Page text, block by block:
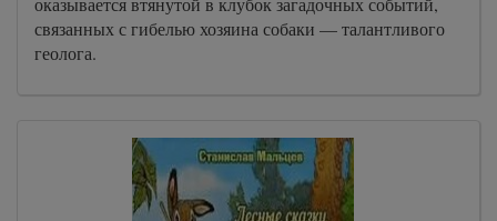
связанных с гибелью хозяина собаки — талантливого
геолога.